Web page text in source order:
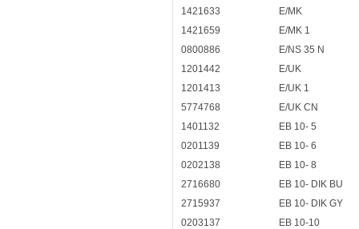
1421633
E/MK
1421659
E/MK 1
0800886
E/NS 35 N
1201442
E/UK
1201413
E/UK 1
5774768
E/UK CN
1401132
EB 10- 5
0201139
EB 10- 6
0202138
EB 10- 8
2716680
EB 10- DIK BU
2715937
EB 10- DIK GY
0203137
EB 10-10